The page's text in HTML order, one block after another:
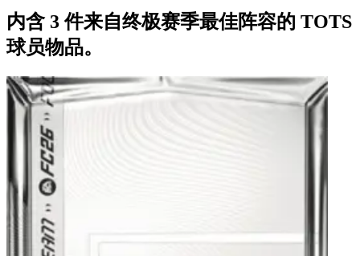
内含 3 件来自终极赛季最佳阵容的 TOTS
球员物品。